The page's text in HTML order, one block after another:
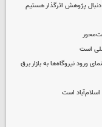
پژوهش اثرگذار هستیم
است
ورود نیروگاه‌ها به بازار برق
است